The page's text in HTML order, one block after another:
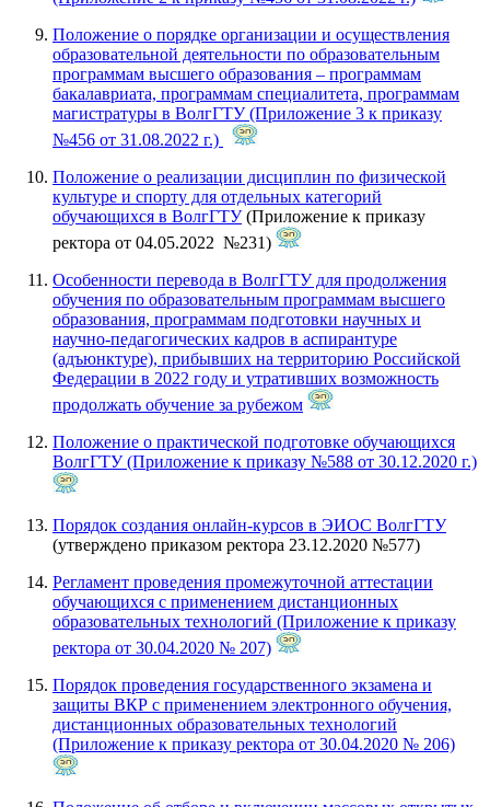
Положение о порядке организации и осуществления
образовательной деятельности по образовательным
программам высшего образования – программам
бакалавриата, программам специалитета, программам
магистратуры в ВолгГТУ (Приложение 3 к приказу
№456 от 31.08.2022 г.)
Положение о реализации дисциплин по физической
культуре и спорту для отдельных категорий
обучающихся в ВолгГТУ(Приложение к приказу
ректора от 04.05.2022 №231)
Особенности перевода в ВолгГТУ для продолжения
обучения по образовательным программам высшего
образования, программам подготовки научных и
научно-педагогических кадров в аспирантуре
(адъюнктуре), прибывших на территорию Российской
Федерации в 2022 году и утративших возможность
продолжать обучение за рубежом
Положение о практической подготовке обучающихся
ВолгГТУ (Приложение к приказу №588 от 30.12.2020 г.)
Порядок создания онлайн-курсов в ЭИОС ВолгГТУ
(утверждено приказом ректора 23.12.2020 №577)
Регламент проведения промежуточной аттестации
обучающихся с применением дистанционных
образовательных технологий (Приложение к приказу
ректора от 30.04.2020 № 207)
Порядок проведения государственного экзамена и
защиты ВКР с применением электронного обучения,
дистанционных образовательных технологий
(Приложение к приказу ректора от 30.04.2020 № 206)